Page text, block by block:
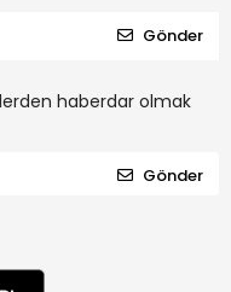
Gönder
haberdar olmak
Gönder